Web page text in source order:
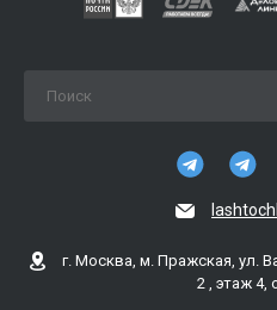
г. Москва, м. Пражская, ул.
2 , этаж 4,